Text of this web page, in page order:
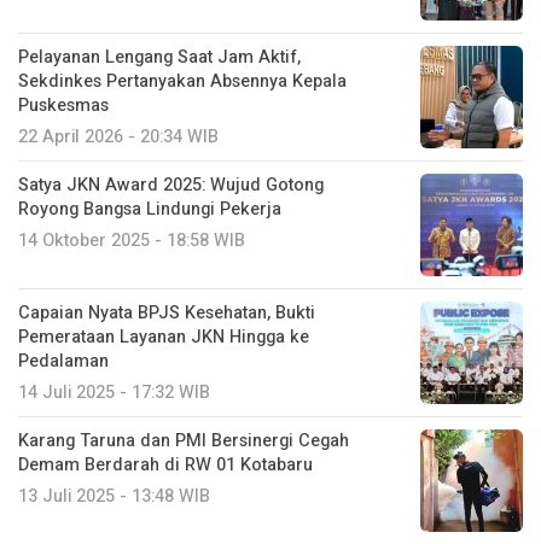
Pelayanan Lengang Saat Jam Aktif,
Sekdinkes Pertanyakan Absennya Kepala
Puskesmas
22 April 2026 - 20:34 WIB
Satya JKN Award 2025: Wujud Gotong
Royong Bangsa Lindungi Pekerja
14 Oktober 2025 - 18:58 WIB
Capaian Nyata BPJS Kesehatan, Bukti
Pemerataan Layanan JKN Hingga ke
Pedalaman
14 Juli 2025 - 17:32 WIB
Karang Taruna dan PMI Bersinergi Cegah
Demam Berdarah di RW 01 Kotabaru
13 Juli 2025 - 13:48 WIB